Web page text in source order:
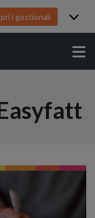
i gestionali